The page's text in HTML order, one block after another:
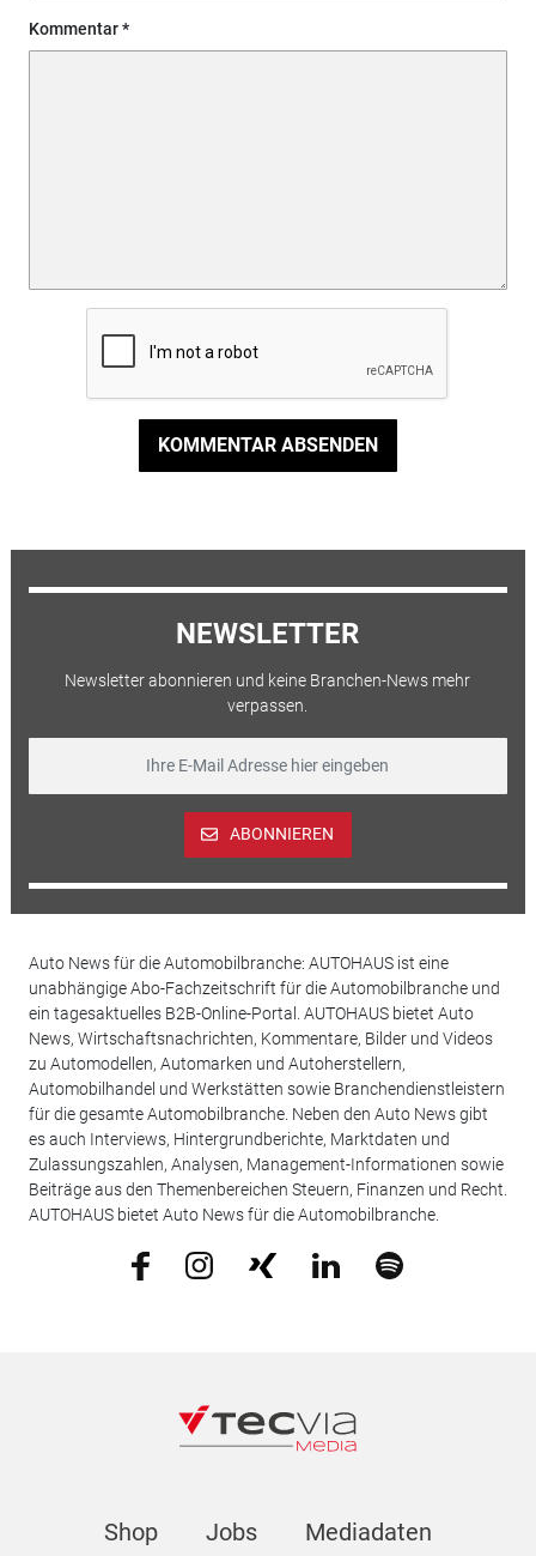
Kommentar
KOMMENTAR ABSENDEN
NEWSLETTER
Newsletter abonnieren und keine Branchen-News mehr
verpassen.
ABONNIEREN
Auto News für die Automobilbranche: AUTOHAUS ist eine
unabhängige Abo-Fachzeitschrift für die Automobilbranche und
ein tagesaktuelles B2B-Online-Portal. AUTOHAUS bietet Auto
News, Wirtschaftsnachrichten, Kommentare, Bilder und Videos
zu Automodellen, Automarken und Autoherstellern,
Automobilhandel und Werkstätten sowie Branchendienstleistern
für die gesamte Automobilbranche. Neben den Auto News gibt
es auch Interviews, Hintergrundberichte, Marktdaten und
Zulassungszahlen, Analysen, Management-Informationen sowie
Beiträge aus den Themenbereichen Steuern, Finanzen und Recht.
AUTOHAUS bietet Auto News für die Automobilbranche.
Shop Jobs Mediadaten